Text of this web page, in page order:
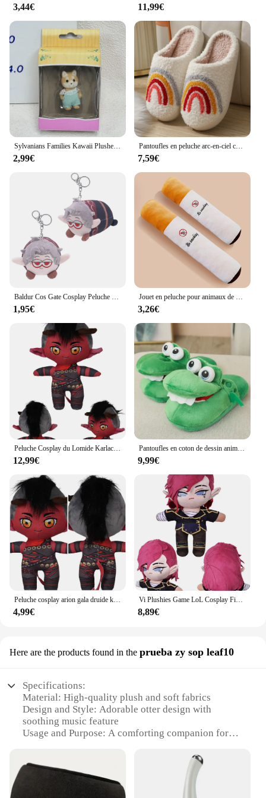
3,44€ 11,99€
2,99€
Pantoufles en peluche arc-en-ciel colorées pour femmes, visage souriant mignon de dessin animé, conception de coeur populaire
7,59€
Baldur Cos Gate Cosplay Peluche pour Enfants et Adultes, Aion Cosplay, Dessin Animé, Doux, Mascotte, Sac, Porte-clés, Pendentif, Anniversaire, Cadeaux de Noël
1,95€
Jouet en peluche pour animaux de compagnie "Ne pas fumer", design Laguna, jouet en peluche pour animaux de compagnie, cool, relaxant, chiens et chats
3,26€
Peluche Cosplay du Lomide Karlach, Arion, Gala, Jeu Balder Gate, Accessoires de Jeu, Costume, Mascotte, Cadeaux de Noël et d'Anniversaire
12,99€
Pantoufles en coton de dessin animé de mouton mignon pour enfants, chaussures d'intérieur en peluche pour couples, chaussures souples pour hommes et femmes
9,99€
Peluche cosplay arion gala druide karlach, jeu Balder Gate Rolepaly pooling lect dévor, mascotte cosplay pour adultes/enfants, cadeaux d'anniversaire de noël
4,99€
Vi Plushies Game LoL Cosplay Figurine, Mascotte, Accessoires pour Enfants, Cadeaux de Noël, Anniversaire, Halloween, Carnaval, Décor de ix, 28cm
8,89€
Here are the products found in the prueba zy sop leaf10
Specifications:
Material: High-quality plush and soft fabrics
Design and Style: Adorable otter design with
soothing music feature
Usage and Purpose: A comforting companion for
Performance and Property: Built-in music player
with calming sounds
Applicable Scenario: Ideal for bedtime, travel, or as